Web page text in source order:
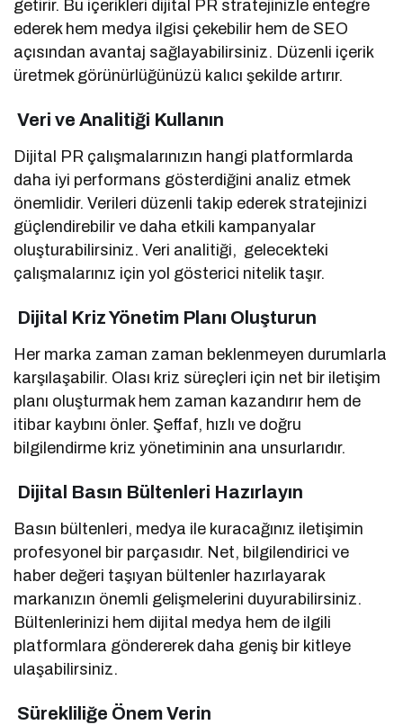
getirir. Bu içerikleri dijital PR stratejinizle entegre
ederek hem medya ilgisi çekebilir hem de SEO
açısından avantaj sağlayabilirsiniz. Düzenli içerik
üretmek görünürlüğünüzü kalıcı şekilde artırır.
Veri ve Analitiği Kullanın
Dijital PR çalışmalarınızın hangi platformlarda
daha iyi performans gösterdiğini analiz etmek
önemlidir. Verileri düzenli takip ederek stratejinizi
güçlendirebilir ve daha etkili kampanyalar
oluşturabilirsiniz. Veri analitiği, gelecekteki
çalışmalarınız için yol gösterici nitelik taşır.
Dijital Kriz Yönetim Planı Oluşturun
Her marka zaman zaman beklenmeyen durumlarla
karşılaşabilir. Olası kriz süreçleri için net bir iletişim
planı oluşturmak hem zaman kazandırır hem de
itibar kaybını önler. Şeffaf, hızlı ve doğru
bilgilendirme kriz yönetiminin ana unsurlarıdır.
Dijital Basın Bültenleri Hazırlayın
Basın bültenleri, medya ile kuracağınız iletişimin
profesyonel bir parçasıdır. Net, bilgilendirici ve
haber değeri taşıyan bültenler hazırlayarak
markanızın önemli gelişmelerini duyurabilirsiniz.
Bültenlerinizi hem dijital medya hem de ilgili
platformlara göndererek daha geniş bir kitleye
ulaşabilirsiniz.
Sürekliliğe Önem Verin